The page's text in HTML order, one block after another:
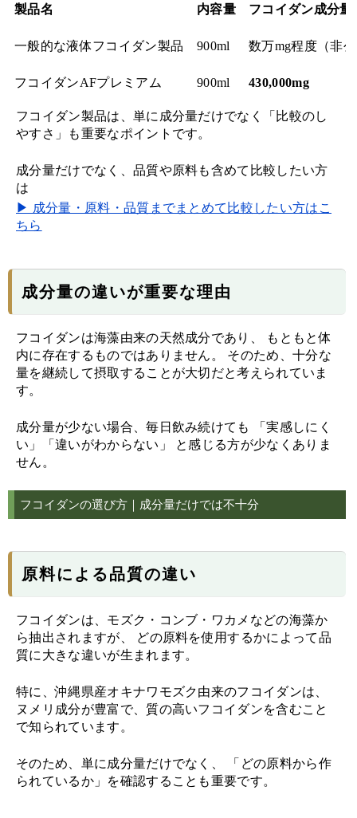
製品名 内容量 フコイダン成分量
一般的な液体フコイダン製品 900ml 数万mg程度（非
フコイダンAFプレミアム 900ml 430,000mg
フコイダン製品は、単に成分量だけでなく「比較のし
やすさ」も重要なポイントです。
成分量だけでなく、品質や原料も含めて比較したい方
は
▶ 成分量・原料・品質までまとめて比較したい方はこ
ちら
成分量の違いが重要な理由
フコイダンは海藻由来の天然成分であり、 もともと体
内に存在するものではありません。 そのため、十分な
量を継続して摂取することが大切だと考えられていま
す。
成分量が少ない場合、毎日飲み続けても 「実感しにく
い」「違いがわからない」 と感じる方が少なくありま
せん。
フコイダンの選び方｜成分量だけでは不十分
原料による品質の違い
フコイダンは、モズク・コンブ・ワカメなどの海藻か
ら抽出されますが、 どの原料を使用するかによって品
質に大きな違いが生まれます。
特に、沖縄県産オキナワモズク由来のフコイダンは、
ヌメリ成分が豊富で、質の高いフコイダンを含むこと
で知られています。
そのため、単に成分量だけでなく、 「どの原料から作
られているか」を確認することも重要です。